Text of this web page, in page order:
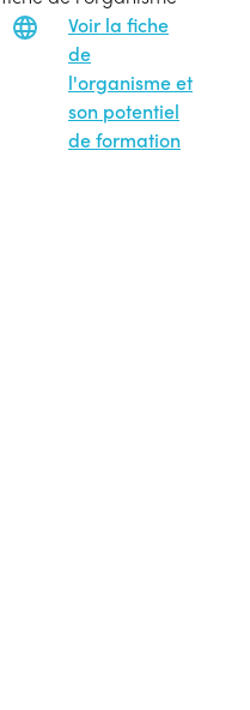
Voir la fiche
de
l'organisme et
son potentiel
de formation